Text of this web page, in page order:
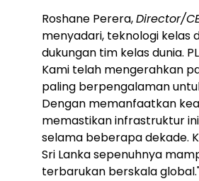
Roshane Perera,Director/
menyadari, teknologi kelas
dukungan tim kelas dunia.
Kami telah mengerahkan
paling berpengalaman
Dengan memanfaatkan
memastikan infrastruktur
selama beberapa dekade.
Sri Lanka sepenuhnya
terbarukan berskala